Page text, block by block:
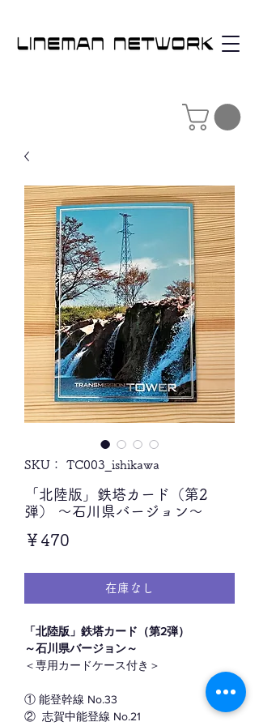
SKU： TC003_ishikawa
「北陸版」鉄塔カード（第2
弾） ～石川県バージョン～
￥470
在庫なし
「北陸版」鉄塔カード（第2弾）
～石川県バージョン～
＜専用カードケース付き＞
① 能登幹線 No.33
② 志賀中能登線 No.21